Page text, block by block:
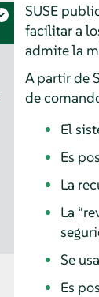
SUSE
facilitar a
admite la
A partir de
de
El
Es
La
La “
Se
Es